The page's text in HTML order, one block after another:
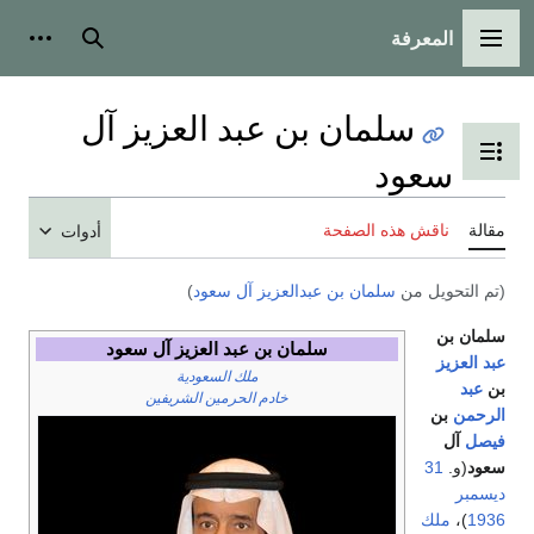
القائمة الرئيسية
المعرفة بحث
تبديل عرض جدول المحتويات
سلمان بن عبد العزيز آل
سعود
مقالة ناقش هذه الصفحة أدوات
(تم التحويل من سلمان بن عبدالعزيز آل سعود)
سلمان بن عبد العزيز آل سعود
ملك السعودية
خادم الحرمين الشريفين
سلمان بن
عبد العزيز
بن عبد
الرحمن بن
فيصل آل
سعود(و.
31
ديسمبر
1936)، ملك